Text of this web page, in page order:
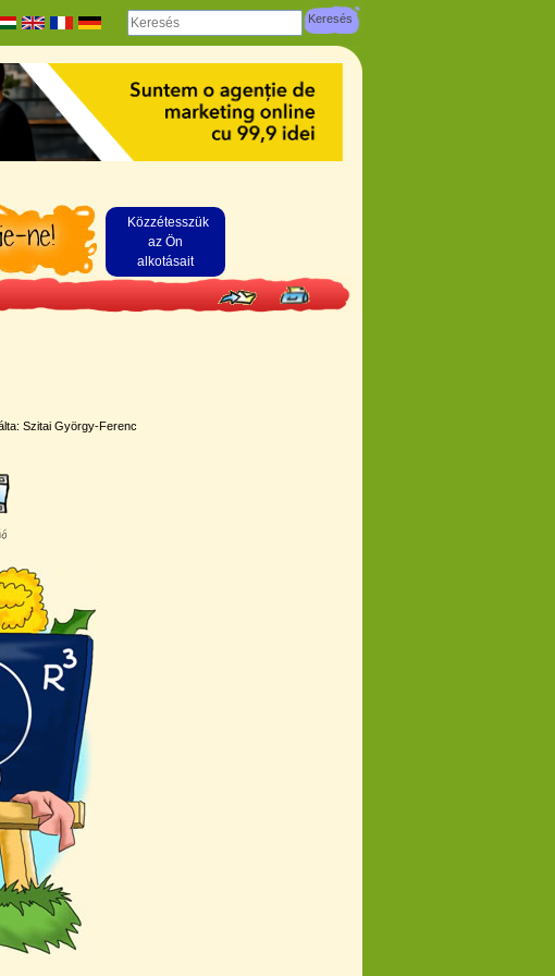
Közzétesszük
az Ön
alkotásait
Szitai György-Ferenc